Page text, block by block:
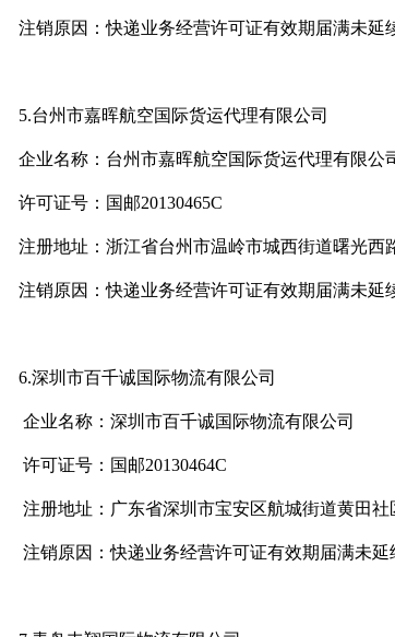
注销原因：快递业务经营许可证有效期届满未延
5.台州市嘉晖航空国际货运代理有限公司
企业名称：台州市嘉晖航空国际货运代理有限公
许可证号：国邮20130465C
注册地址：浙江省台州市温岭市城西街道曙光西
注销原因：快递业务经营许可证有效期届满未延
6.深圳市百千诚国际物流有限公司
企业名称：深圳市百千诚国际物流有限公司
许可证号：国邮20130464C
注册地址：广东省深圳市宝安区航城街道黄田社
注销原因：快递业务经营许可证有效期届满未延